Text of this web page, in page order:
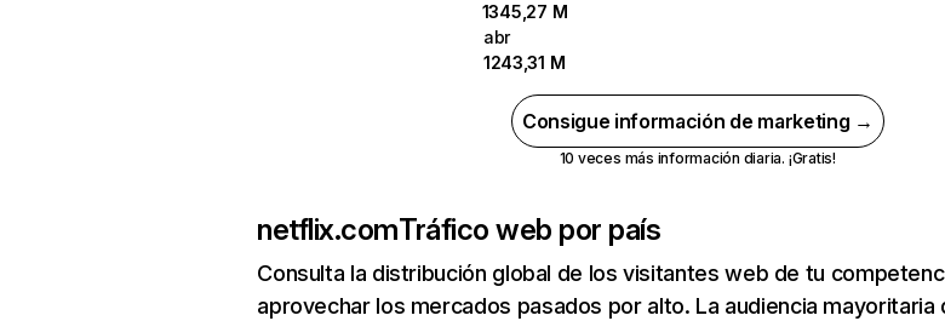
1345,27 M
abr
1243,31 M
Consigue información de marketing →
10 veces más información diaria. ¡Gratis!
netflix.comTráfico web por país
Consulta la distribución global de los visitantes web de tu
aprovechar los mercados pasados por alto. La audiencia